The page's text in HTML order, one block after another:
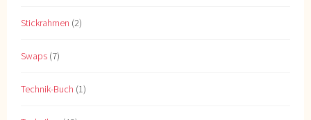
Stickrahmen (2)
Swaps (7)
Technik-Buch (1)